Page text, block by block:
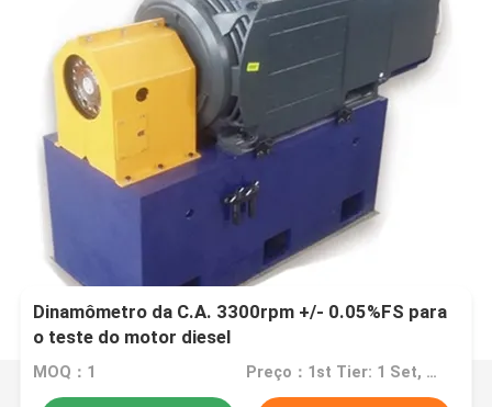
Dinamômetro da C.A. 3300rpm +/- 0.05%FS para
o teste do motor diesel
MOQ：1 Preço：1st Tier: 1 Set, Unit Price USD 3.00 2nd Tier: 2-5 Sets, Unit Price USD 2.00 3rd Tier: Over 5 Sets, Unit Price USD 1.00